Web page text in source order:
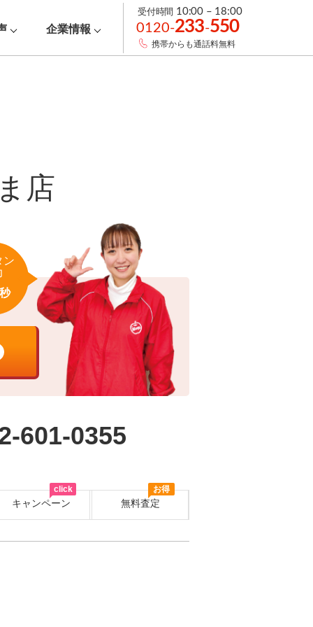
企業情報
受付時間 10:00 – 18:00
0120-233-550
携帯からも通話料無料
店
ン
秒
601-0355
キャンペーン
お得
無料査定
click